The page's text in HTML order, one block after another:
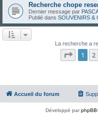
Recherche chope
Dernier message par
Publié dans SOUVENIRS &
La recherche a
Page 1
1 2
Accueil du forum
Développé parphpBB